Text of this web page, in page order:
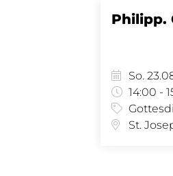
Philipp.
So.
14:00 -